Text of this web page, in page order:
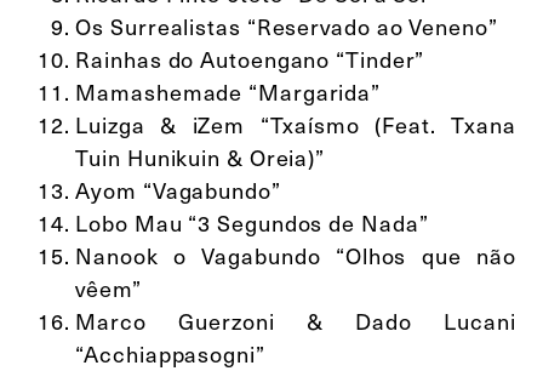
Os Surrealistas “Reservado ao Veneno”
Rainhas do Autoengano “Tinder”
Mamashemade “Margarida”
Luizga & iZem “Txaísmo (Feat. Txana
Tuin Hunikuin & Oreia)”
Ayom “Vagabundo”
Lobo Mau “3 Segundos de Nada”
Nanook o Vagabundo “Olhos que não
vêem”
Marco Guerzoni & Dado Lucani
“Acchiappasogni”